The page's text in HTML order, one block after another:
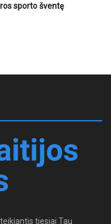
sporto šventę
tiesiai Tau